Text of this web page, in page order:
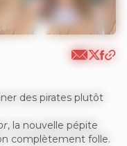
des pirates plutôt
, la nouvelle pépite
complètement folle.